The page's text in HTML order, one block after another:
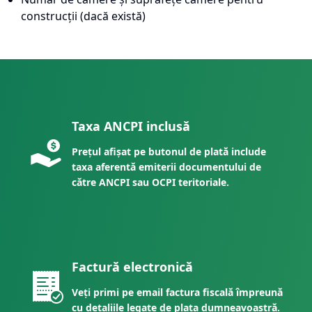
construcții (dacă există)
Taxa ANCPI inclusă
Prețul afișat pe butonul de plată include
taxa aferentă emiterii documentului de
către ANCPI sau OCPI teritoriale.
Factură electronică
Veți primi pe email factura fiscală împreună
cu detaliile legate de plata dumneavoastră.